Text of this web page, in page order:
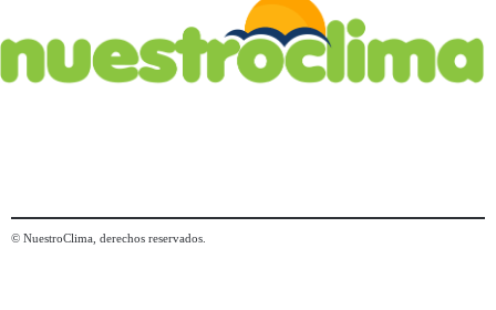
© NuestroClima, derechos reservados.